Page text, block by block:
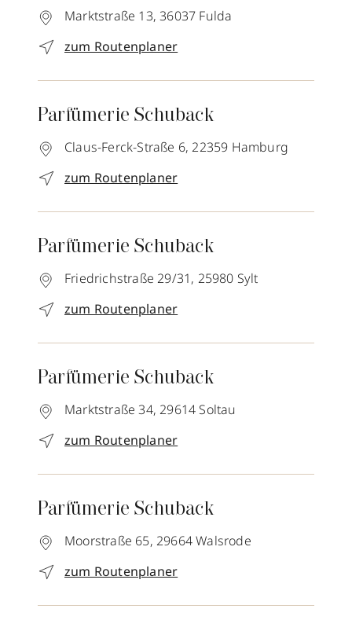
Marktstraße 13, 36037 Fulda
zum Routenplaner
Parfümerie Schuback
Claus-Ferck-Straße 6, 22359 Hamburg
zum Routenplaner
Parfümerie Schuback
Friedrichstraße 29/31, 25980 Sylt
zum Routenplaner
Parfümerie Schuback
Marktstraße 34, 29614 Soltau
zum Routenplaner
Parfümerie Schuback
Moorstraße 65, 29664Walsrode
zum Routenplaner